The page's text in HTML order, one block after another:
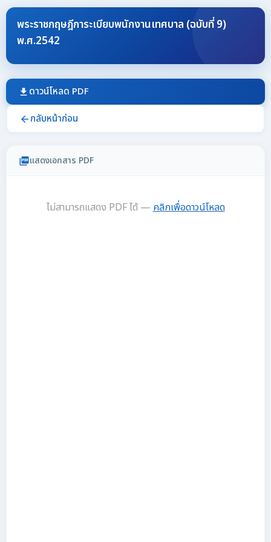
พระราชกฤษฎีการะเบียบพนักงานเทศบาล (ฉบับที่ 9)
พ.ศ.2542
download ดาวน์โหลด PDF
arrow_back กลับหน้าก่อน
picture_as_pdfแสดงเอกสาร PDF
ไม่สามารถแสดง PDF ได้ —คลิกเพื่อดาวน์โหลด